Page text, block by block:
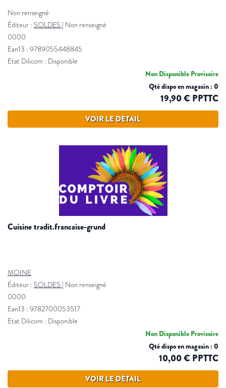
Non renseigné
Éditeur : SOLDES | Non renseigné
0000
Ean13 : 9789055448845
Etat Dilicom : Disponible
Non Disponible Provisoire
Qté dispo en magasin : 0
19,90 € PPTTC
VOIR LE DÉTAIL
cuisine tradit.francaise-grund
MOINE
Éditeur : SOLDES | Non renseigné
0000
Ean13 : 9782700053517
Etat Dilicom : Disponible
Non Disponible Provisoire
Qté dispo en magasin : 0
10,00 € PPTTC
VOIR LE DÉTAIL